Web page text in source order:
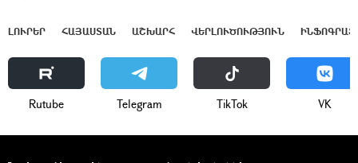
ԼՈՒՐԵՐ ՀԱՅԱՍՏԱՆ ԱՇԽԱՐՀ ՎԵՐԼՈՒԾՈՒԹՅՈՒՆ
Rutube Telegram ТikТоk VK